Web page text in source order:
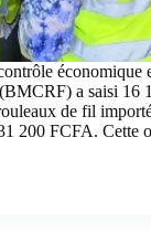
économique
a saisi 16
de fil
200 FCFA. Cette